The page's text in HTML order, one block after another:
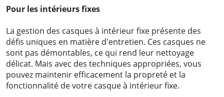
Pour les intérieurs fixes
La gestion des casques à intérieur fixe présente des
défis uniques en matière d'entretien. Ces casques ne
sont pas démontables, ce qui rend leur nettoyage
délicat. Mais avec des techniques appropriées, vous
pouvez maintenir efficacement la propreté et la
fonctionnalité de votre casque à intérieur fixe.